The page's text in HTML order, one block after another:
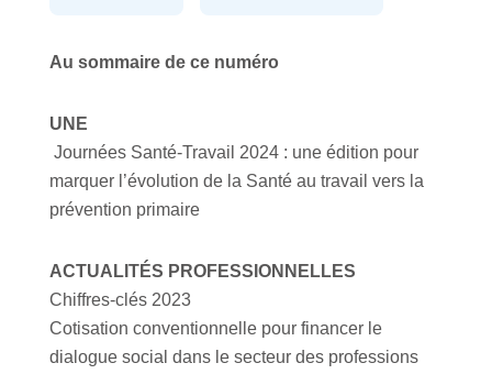
Au sommaire de ce numéro
UNE
Journées Santé-Travail 2024 : une édition pour
marquer l’évolution de la Santé au travail vers la
prévention primaire
ACTUALITÉS PROFESSIONNELLES
Chiffres-clés 2023
Cotisation conventionnelle pour financer le
dialogue social dans le secteur des professions